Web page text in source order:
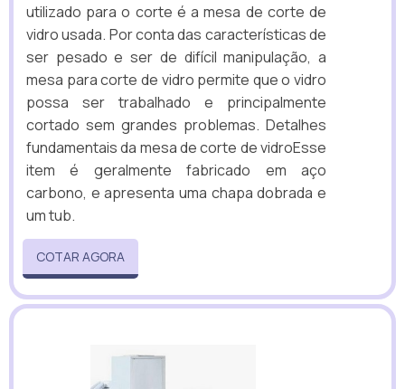
utilizado para o corte é a mesa de corte de
vidro usada. Por conta das características de
ser pesado e ser de difícil manipulação, a
mesa para corte de vidro permite que o vidro
possa ser trabalhado e principalmente
cortado sem grandes problemas. Detalhes
fundamentais da mesa de corte de vidroEsse
item é geralmente fabricado em aço
carbono, e apresenta uma chapa dobrada e
um tub.
COTAR AGORA